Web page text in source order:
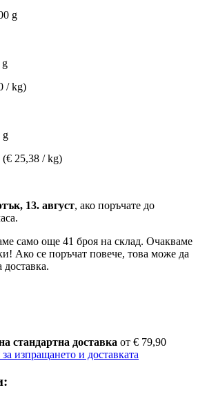
g
g
/ kg)
g
(€ 25,38 / kg)
13. август, ако поръчате до
.
само още 41 броя на склад. Очакваме
Ако се поръчат повече, това може да
доставка.
стандартна доставка от € 79,90
изпращането и доставката